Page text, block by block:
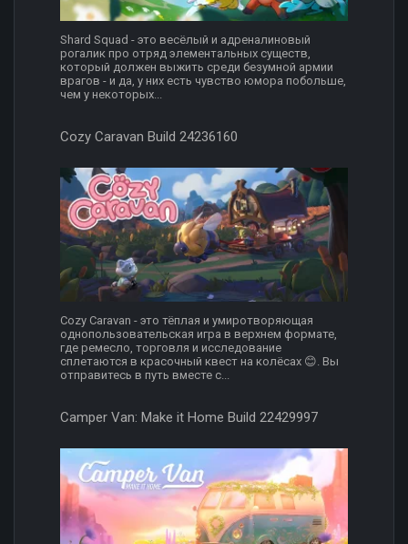
Shard Squad - это весёлый и адреналиновый
рогалик про отряд элементальных существ,
который должен выжить среди безумной армии
врагов - и да, у них есть чувство юмора побольше,
чем у некоторых...
Cozy Caravan Build 24236160
Cozy Caravan - это тёплая и умиротворяющая
однопользовательская игра в верхнем формате,
где ремесло, торговля и исследование
сплетаются в красочный квест на колёсах 😊. Вы
отправитесь в путь вместе с...
Camper Van: Make it Home Build 22429997